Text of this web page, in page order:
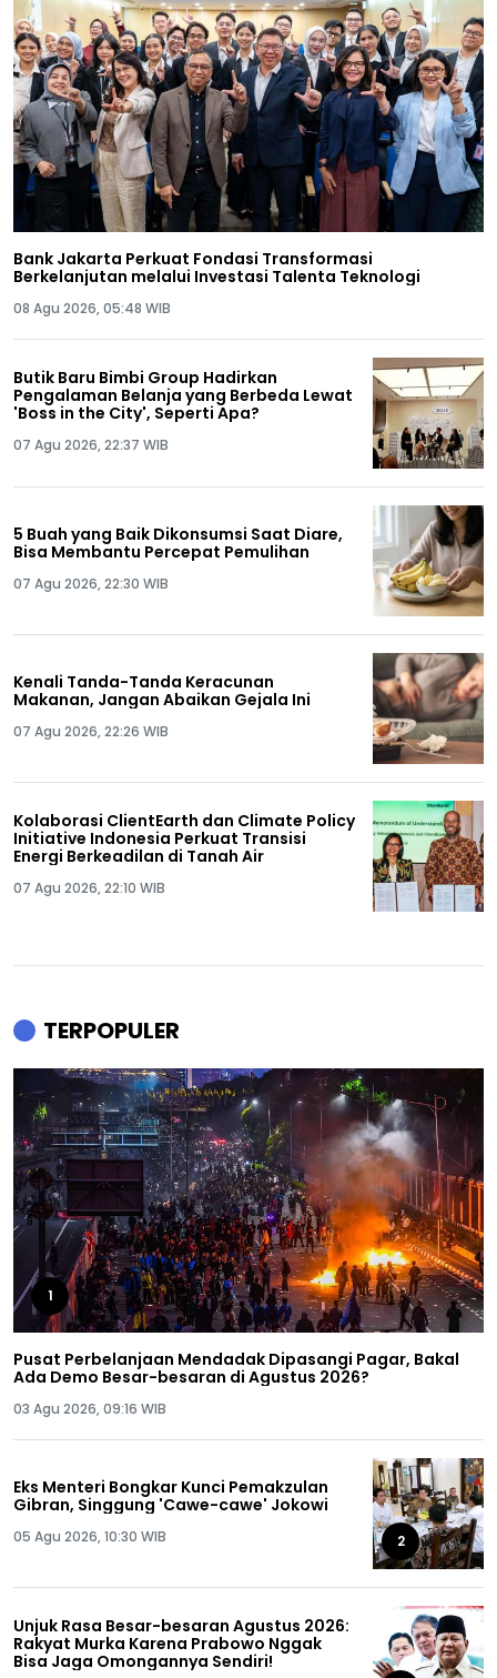
Bank Jakarta Perkuat Fondasi Transformasi
Berkelanjutan melalui Investasi Talenta Teknologi
08 Agu 2026, 05:48 WIB
Butik Baru Bimbi Group Hadirkan
Pengalaman Belanja yang Berbeda Lewat
'Boss in the City', Seperti Apa?
07 Agu 2026, 22:37 WIB
5 Buah yang Baik Dikonsumsi Saat Diare,
Bisa Membantu Percepat Pemulihan
07 Agu 2026, 22:30 WIB
Kenali Tanda-Tanda Keracunan
Makanan, Jangan Abaikan Gejala Ini
07 Agu 2026, 22:26 WIB
Kolaborasi ClientEarth dan Climate Policy
Initiative Indonesia Perkuat Transisi
Energi Berkeadilan di Tanah Air
07 Agu 2026, 22:10 WIB
TERPOPULER
1
Pusat Perbelanjaan Mendadak Dipasangi Pagar, Bakal
Ada Demo Besar-besaran di Agustus 2026?
03 Agu 2026, 09:16 WIB
Eks Menteri Bongkar Kunci Pemakzulan
Gibran, Singgung 'Cawe-cawe' Jokowi
05 Agu 2026, 10:30 WIB 2
Unjuk Rasa Besar-besaran Agustus 2026:
Rakyat Murka Karena Prabowo Nggak
Bisa Jaga Omongannya Sendiri!